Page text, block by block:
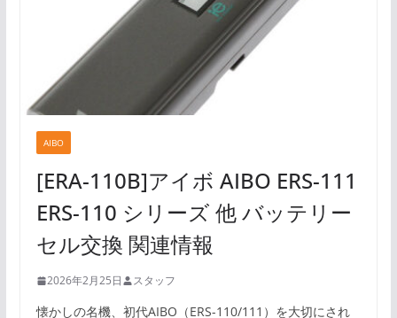
AIBO
[ERA-110B]アイボ AIBO ERS-111
ERS-110 シリーズ 他 バッテリー
セル交換 関連情報
2026年2月25日 スタッフ
懐かしの名機、初代AIBO（ERS-110/111）を大切にされ